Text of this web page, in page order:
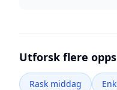
Utforsk flere
Rask middag